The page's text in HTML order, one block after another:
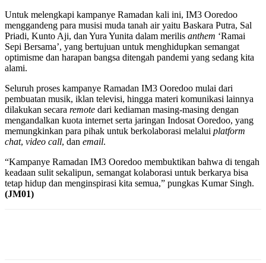
Untuk melengkapi kampanye Ramadan kali ini, IM3 Ooredoo
menggandeng para musisi muda tanah air yaitu Baskara Putra, Sal
Priadi, Kunto Aji, dan Yura Yunita dalam merilis anthem ‘Ramai
Sepi Bersama’, yang bertujuan untuk menghidupkan semangat
optimisme dan harapan bangsa ditengah pandemi yang sedang kita
alami.
Seluruh proses kampanye Ramadan IM3 Ooredoo mulai dari
pembuatan musik, iklan televisi, hingga materi komunikasi lainnya
dilakukan secara remote dari kediaman masing-masing dengan
mengandalkan kuota internet serta jaringan Indosat Ooredoo, yang
memungkinkan para pihak untuk berkolaborasi melalui platform
chat, video call, dan email.
“Kampanye Ramadan IM3 Ooredoo membuktikan bahwa di tengah
keadaan sulit sekalipun, semangat kolaborasi untuk berkarya bisa
tetap hidup dan menginspirasi kita semua,” pungkas Kumar Singh.
(JM01)